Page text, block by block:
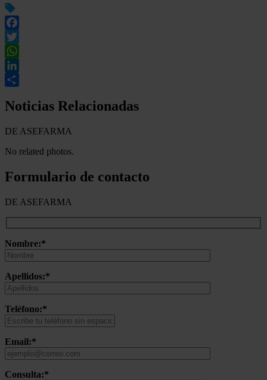
Facebook
Twitter
WhatsApp
LinkedIn
Noticias Relacionadas
DE ASEFARMA
No related photos.
Formulario de contacto
DE ASEFARMA
Nombre:*
Apellidos:*
Teléfono:*
Email:*
Consulta:*